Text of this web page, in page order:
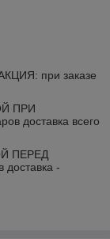
при заказе
ПРИ
доставка всего
ПЕРЕД
-